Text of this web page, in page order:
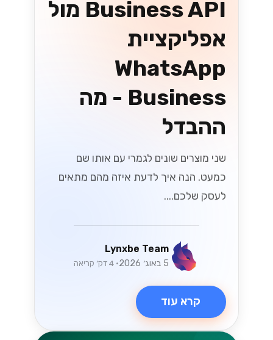
Business API מול
אפליקציית
WhatsApp
Business - מה
ההבדל
שני מוצרים שונים לגמרי עם אותו שם
כמעט. הנה איך לדעת איזה מהם מתאים
לעסק שלכם....
Lynxbe Team
5 באוג׳ 2026 • 4 דק׳ קריאה
קרא עוד